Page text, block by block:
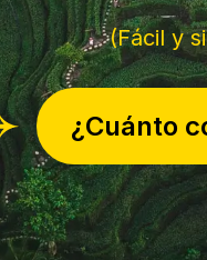
(Fácil y
¿Cuánto